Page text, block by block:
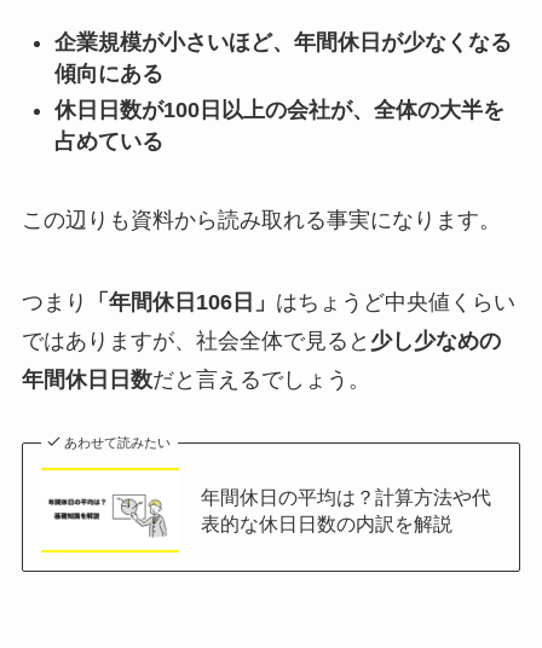
企業規模が小さいほど、年間休日が少なくなる
傾向にある
休日日数が100日以上の会社が、全体の大半を
占めている
この辺りも資料から読み取れる事実になります。
つまり 「年間休日106日」 はちょうど中央値くらい
ではありますが、社会全体で見ると 少し少なめの
年間休日日数だと言えるでしょう。
あわせて読みたい
年間休日の平均は？計算方法や代
表的な休日日数の内訳を解説